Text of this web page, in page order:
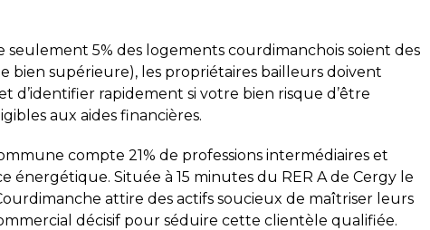
seulement 5% des logements courdimanchois soient des
bien supérieure), les propriétaires bailleurs doivent
d’identifier rapidement si votre bien risque d’être
aux aides financières.
compte 21% de professions intermédiaires et
énergétique. Située à 15 minutes du RER A de Cergy le
attire des actifs soucieux de maîtriser leurs
décisif pour séduire cette clientèle qualifiée.